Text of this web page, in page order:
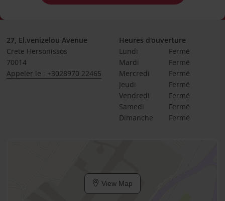
27, El.venizelou Avenue
Crete Hersonissos
70014
Appeler le : +3028970 22465
Heures d'ouverture
Lundi
Fermé
Mardi
Fermé
Mercredi
Fermé
Jeudi
Fermé
Vendredi
Fermé
Samedi
Fermé
Dimanche
Fermé
View Map